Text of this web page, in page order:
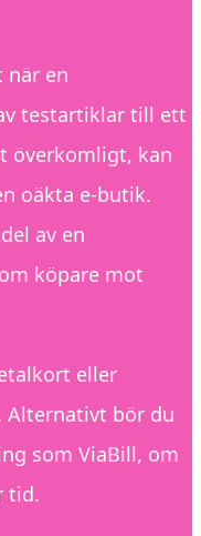
när en
testartiklar till ett
överkomligt, kan
oäkta e-butik.
av en
köpare mot
eller
Alternativt bör du
som ViaBill, om
tid.